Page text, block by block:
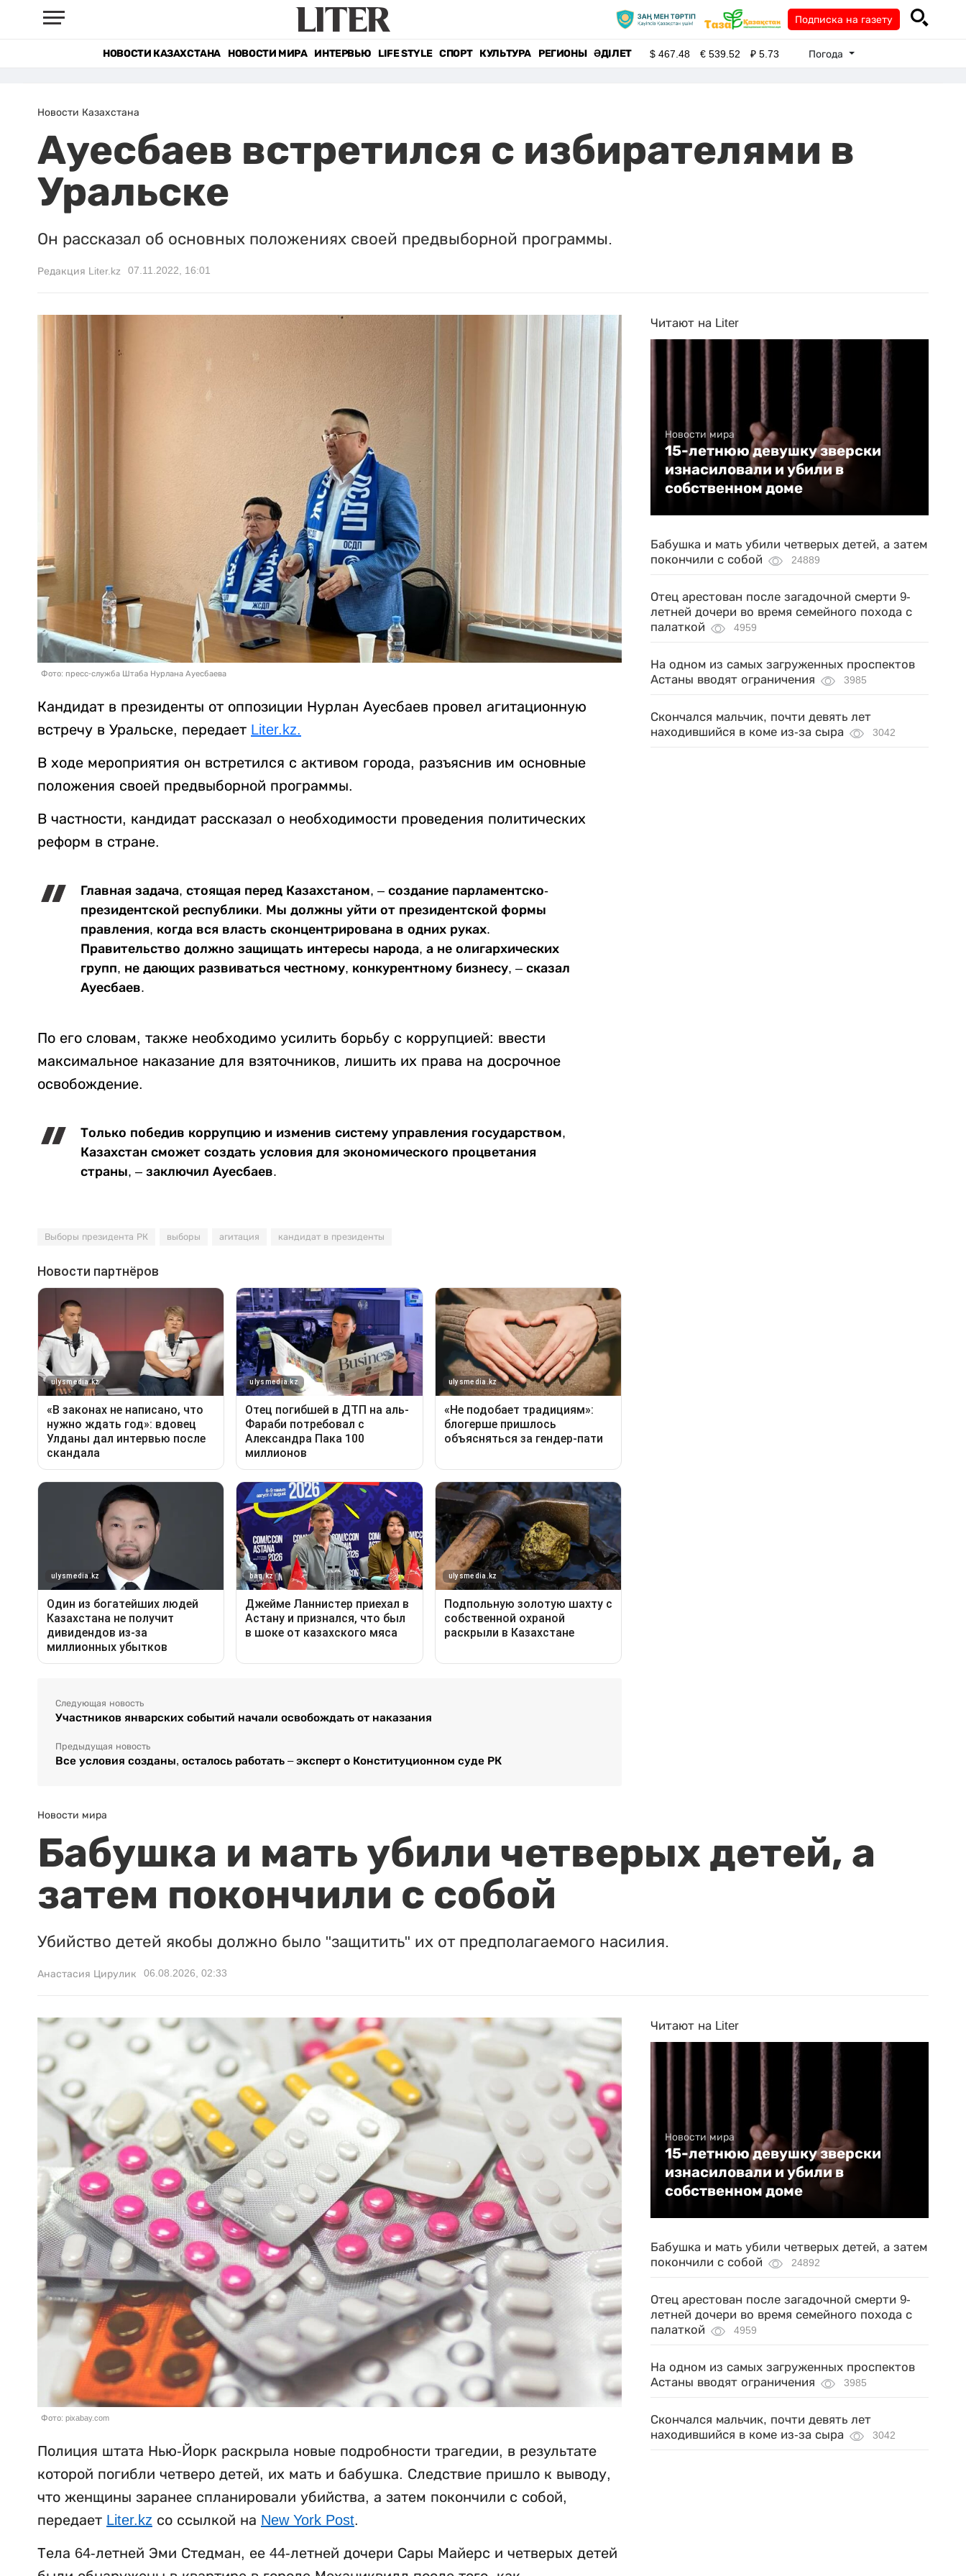
Подписка на газету
НОВОСТИ КАЗАХСТАНА НОВОСТИ МИРА ИНТЕРВЬЮ LIFE STYLE СПОРТ КУЛЬТУРА РЕГИОНЫ ӘДІЛЕТ $467.48 €539.52 ₽5.73 Погода
Новости Казахстана
Ауесбаев встретился с избирателями в
Уральске
Он рассказал об основных положениях своей предвыборной программы.
Редакция Liter.kz 07.11.2022, 16:01
Фото: пресс-служба Штаба Нурлана Ауесбаева
Кандидат в президенты от оппозиции Нурлан Ауесбаев провел агитационную
встречу в Уральске, передает Liter.kz.
В ходе мероприятия он встретился с активом города, разъяснив им основные
положения своей предвыборной программы.
В частности, кандидат рассказал о необходимости проведения политических
реформ в стране.
Главная задача, стоящая перед Казахстаном, – создание парламентско-
президентской республики. Мы должны уйти от президентской формы
правления, когда вся власть сконцентрирована в одних руках.
Правительство должно защищать интересы народа, а не олигархических
групп, не дающих развиваться честному, конкурентному бизнесу, – сказал
Ауесбаев.
По его словам, также необходимо усилить борьбу с коррупцией: ввести
максимальное наказание для взяточников, лишить их права на досрочное
освобождение.
Только победив коррупцию и изменив систему управления государством,
Казахстан сможет создать условия для экономического процветания
страны, – заключил Ауесбаев.
Выборы президента РК выборы агитация кандидат в президенты
Следующая новость
Участников январских событий начали освобождать от наказания
Предыдущая новость
Все условия созданы, осталось работать – эксперт о Конституционном суде РК
Читают на Liter
Новости мира
15-летнюю девушку зверски
изнасиловали и убили в
собственном доме
Бабушка и мать убили четверых детей, а затем
покончили с собой
24889
Отец арестован после загадочной смерти 9-
летней дочери во время семейного похода с
палаткой
4959
На одном из самых загруженных проспектов
Астаны вводят ограничения
3985
Скончался мальчик, почти девять лет
находившийся в коме из-за сыра
3042
Новости мира
Бабушка и мать убили четверых детей, а
затем покончили с собой
Убийство детей якобы должно было "защитить" их от предполагаемого насилия.
Анастасия Цирулик 06.08.2026, 02:33
Фото: pixabay.com
Полиция штата Нью-Йорк раскрыла новые подробности трагедии, в результате
которой погибли четверо детей, их мать и бабушка. Следствие пришло к выводу,
что женщины заранее спланировали убийства, а затем покончили с собой,
передает Liter.kz со ссылкой на New York Post.
Тела 64-летней Эми Стедман, ее 44-летней дочери Сары Майерс и четверых детей
Читают на Liter
Новости мира
15-летнюю девушку зверски
изнасиловали и убили в
собственном доме
Бабушка и мать убили четверых детей, а затем
покончили с собой
24892
Отец арестован после загадочной смерти 9-
летней дочери во время семейного похода с
палаткой
4959
На одном из самых загруженных проспектов
Астаны вводят ограничения
3985
Скончался мальчик, почти девять лет
находившийся в коме из-за сыра
3042